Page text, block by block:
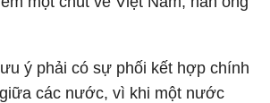
ý phải có sự phối kết hợp chính
các nước, vì khi một nước